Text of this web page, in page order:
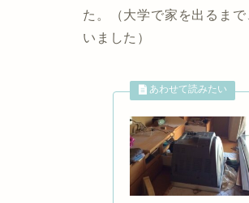
た。（大学で家を出るま
いました）